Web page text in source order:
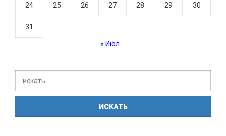
24 25 26 27 28 29 30
31
« Июл